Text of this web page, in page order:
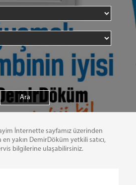
İnternette sayfamız üzerinden
yakın DemirDöküm yetkili satıcı,
bilgilerine ulaşabilirsiniz.